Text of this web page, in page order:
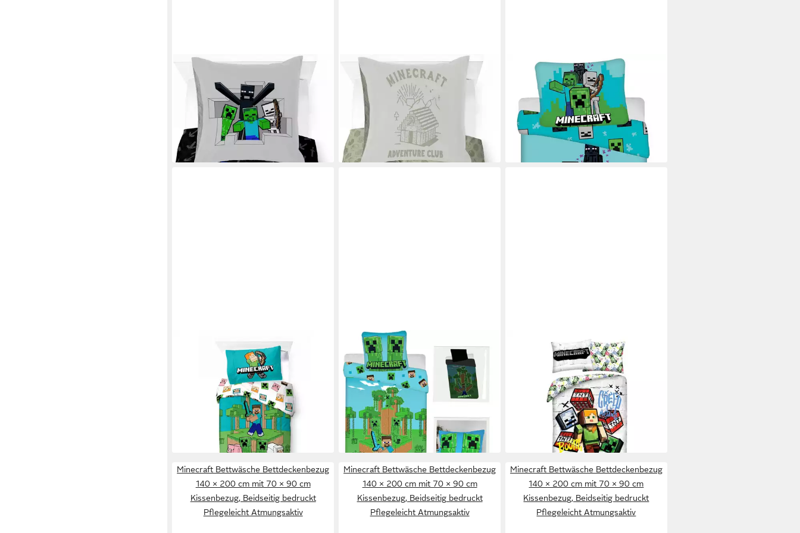
MINECRAFT
Kinderbettwäsche Minecraft Fight
Back, Linon, 2 teilig, 100% Baumwolle
28,65 €
UVP32,99 €
-13%
lieferbar - in 6-8 Werktagen bei dir
MINECRAFT
Kinderbettwäsche Minecraft
Heritage, Linon, 2 teilig, 100%
Baumwolle
25,86 €
UVP 32,99 €
-22%
lieferbar - in 6-8 Werktagen bei dir
JERRY FABRICS
Kinderbettwäsche Minecraft,
Renforcé, 2 teilig
34,95 € 39,95 €
-13%
lieferbar - in 5-6 Werktagen bei dir
Bettwäsche Minecraft Bettwäsche
„Jungle Explore“ 140x200 + 70x90,
100 % Baumwoll
UVP49,99 €
lieferbar - in 8-10 Werktagen bei dir
MINECRAFT
Bettwäsche Minecraft leuchtende
Wende Bettwäsche Kopfkissen
Set135/140x200cm, Baumwolle, 2
teilig, Wendemotiv mit
Reißverschluss
29,95 € UVP49,95 €
-40%
lieferbar - in 3-4 Werktagen bei dir
MINECRAFT
Bettwäsche Bettdeckenbezug 140 ×
200 cm mit 70 × 90 cm
Kissenbezug, Beidseitig bedruckt
Pflegeleicht Atmungsaktiv
34,95 €
lieferbar - in 5-6 Werktagen bei dir
Minecraft Bettwäsche Bettdeckenbezug
140 × 200 cm mit 70 × 90 cm
Kissenbezug, Beidseitig bedruckt
Pflegeleicht Atmungsaktiv
Minecraft Bettwäsche Bettdeckenbezug
140 × 200 cm mit 70 × 90 cm
Kissenbezug, Beidseitig bedruckt
Pflegeleicht Atmungsaktiv
Minecraft Bettwäsche Bettdeckenbezug
140 × 200 cm mit 70 × 90 cm
Kissenbezug, Beidseitig bedruckt
Pflegeleicht Atmungsaktiv